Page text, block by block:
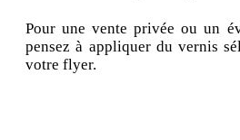
Pour une vente privée ou un
pensez à appliquer du vernis
votre flyer.